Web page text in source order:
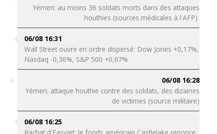
Yémen: au moins 36 soldats morts dans des attaques
houthies (sources médicales à l'AFP)
06/08 16:31
Wall Street ouvre en ordre dispersé: Dow Jones +0,17%,
Nasdaq -0,36%, S&P 500 +0,07%
06/08 16:28
Yémen: attaque houthie contre des soldats, des dizaines
de victimes (source militaire)
06/08 16:25